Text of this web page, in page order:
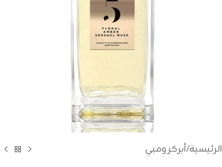
الرئيسية/أبركرومبي